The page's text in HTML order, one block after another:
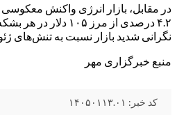
در مقابل، بازار انرژی واکنش
۴.۲ درصدی از مرز ۱۰۵
نگرانی شدید بازار نسبت به تنش‌های
منبع خبرگزاری مهر
کد خبر: ۱۴۰۵۰۱۱۳.۰۱